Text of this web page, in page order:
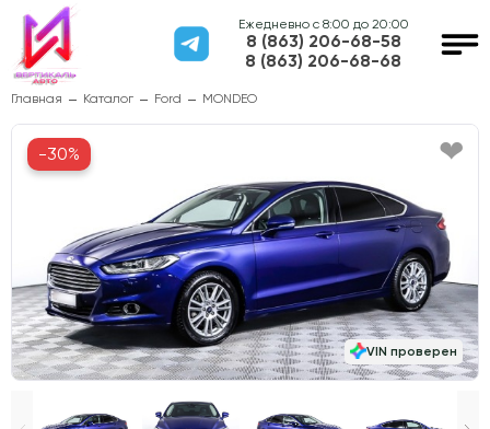
Ежедневно с 8:00 до 20:00
8 (863) 206-68-58
8 (863) 206-68-68
Главная Каталог Ford MONDEO
VIN проверен
-30%